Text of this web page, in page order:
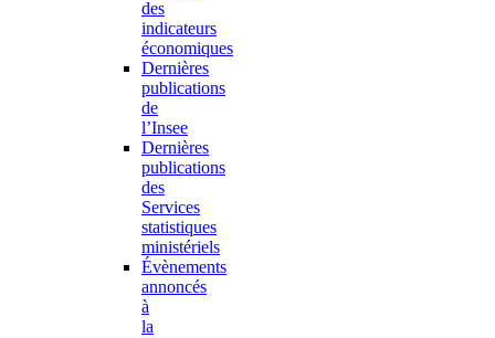
des
indicateurs
économiques
Dernières
publications
de
l’Insee
Dernières
publications
des
Services
statistiques
ministériels
Évènements
annoncés
à
la